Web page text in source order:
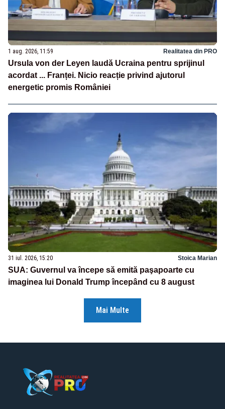
1 aug. 2026, 11:59 Realitatea din PRO
Ursula von der Leyen laudă Ucraina pentru sprijinul
acordat ... Franței. Nicio reacție privind ajutorul
energetic promis României
31 iul. 2026, 15:20 Stoica Marian
SUA: Guvernul va începe să emită paşapoarte cu
imaginea lui Donald Trump începând cu 8 august
Mai Multe